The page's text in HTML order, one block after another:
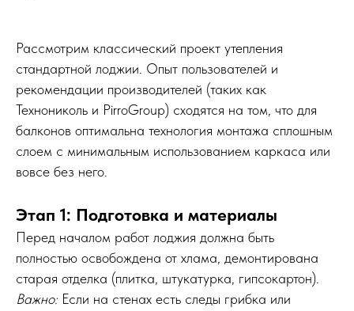
Рассмотрим классический проект утепления
стандартной лоджии. Опыт пользователей и
рекомендации производителей (таких как
Технониколь и PirroGroup) сходятся на том, что для
балконов оптимальна технология монтажа сплошным
слоем с минимальным использованием каркаса или
вовсе без него.
Этап 1: Подготовка и материалы
Перед началом работ лоджия должна быть
полностью освобождена от хлама, демонтирована
старая отделка (плитка, штукатурка, гипсокартон).
Важно: Если на стенах есть следы грибка или